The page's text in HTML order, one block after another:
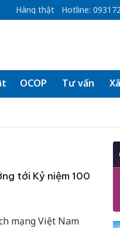
Hàng thật Hotline:
OCOP Tư vấn
tới Kỷ niệm 100
mạng Việt Nam